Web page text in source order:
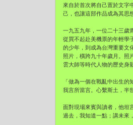
來自於首次將自己置於文字
己，也讓這部作品成為其思
一九五九年，一位二十三歲
從買不起赴美機票的年輕學
的少年，到成為台灣重要文
照片，橫跨九十年歲月。照
雲大師等時代人物的歷史身
「做為一個在戰亂中出生
我言所當言。心繫斯土，半
面對現場來賓與讀者，他坦
過去，我知道一點；講未來